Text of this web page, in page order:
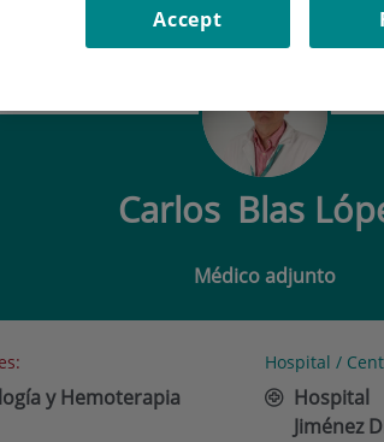
CARLOS BLAS LÓPEZ
Carlos Blas
Médico adjunto
y Hemoterapia
Hospital /
Jiménez
Accept